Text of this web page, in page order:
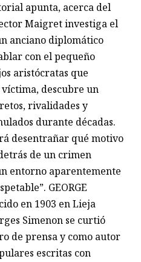
apunta, acerca del
Maigret investiga el
anciano diplomático
con el pequeño
aristócratas que
descubre un
rivalidades y
durante décadas.
desentrañar qué motivo
de un crimen
entorno aparentemente
GEORGE
en 1903 en Lieja
Simenon se curtió
de prensa y como autor
escritas con